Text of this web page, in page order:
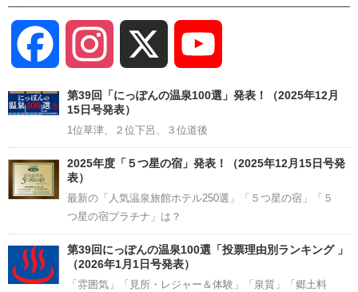
Facebook Instagram
Channel
第39回「にっぽんの温泉100選」発表！（2025年12月
15日号発表）
1位草津、２位下呂、３位道後
2025年度「５つ星の宿」発表！（2025年12月15日号発
表）
最新の「人気温泉旅館ホテル250選」「５つ星の宿」「５
つ星の宿プラチナ」は？
第39回にっぽんの温泉100選「投票理由別ランキング 」
（2026年1月1日号発表）
「雰囲気」「見所・レジャー＆体験」「泉質」「郷土料